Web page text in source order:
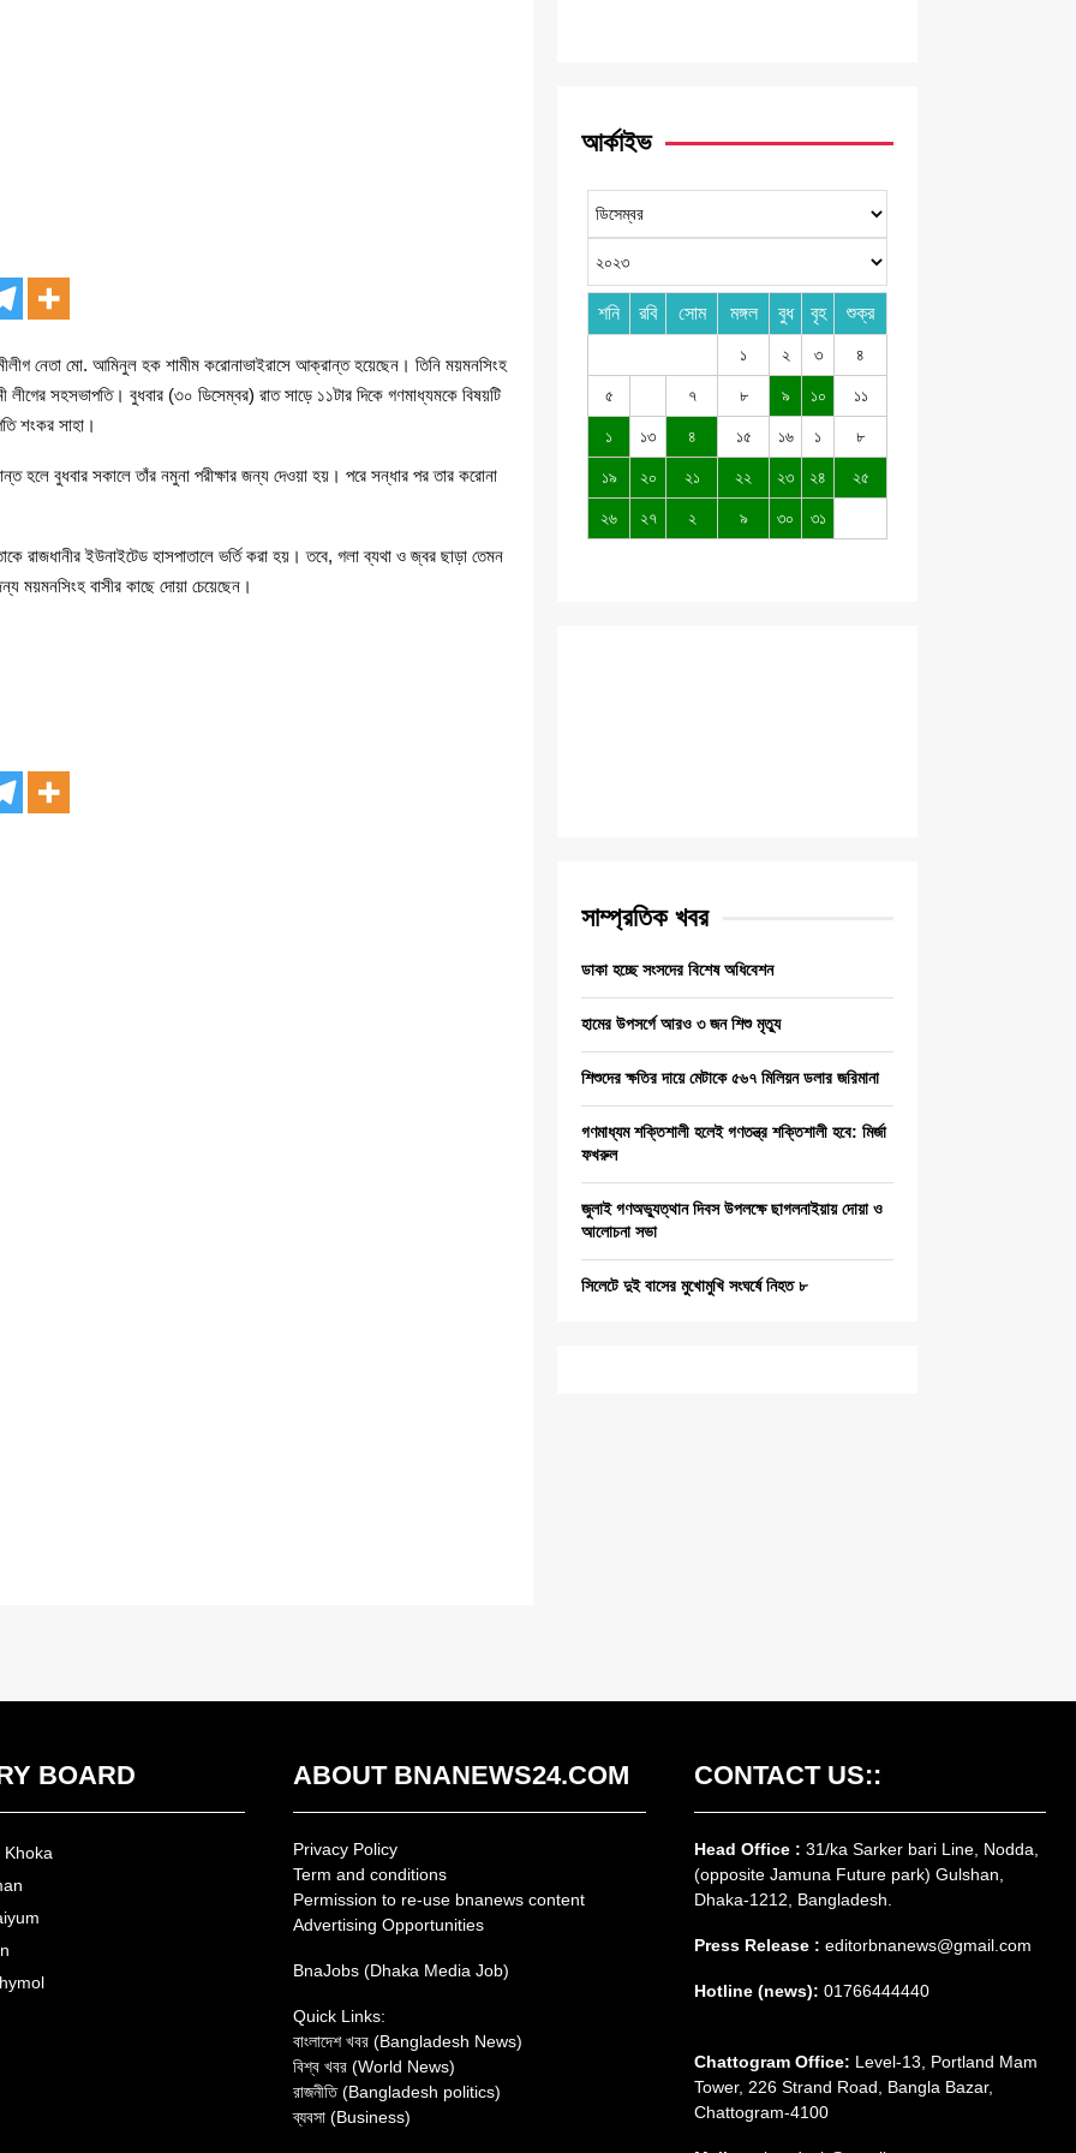
নেতা মো. আমিনুল হক শামীম করোনাভাইরাসে আক্রান্ত হয়েছেন। তিনি ময়মনসিংহ
লীগের সহসভাপতি। বুধবার (৩০ ডিসেম্বর) রাত সাড়ে ১১টার দিকে গণমাধ্যমকে বিষয়টি
শংকর সাহা।
হলে বুধবার সকালে তাঁর নমুনা পরীক্ষার জন্য দেওয়া হয়। পরে সন্ধার পর তার করোনা
রাজধানীর ইউনাইটেড হাসপাতালে ভর্তি করা হয়। তবে, গলা ব্যথা ও জ্বর ছাড়া তেমন
বাসীর কাছে দোয়া চেয়েছেন।
আর্কাইভ
শনি রবি সোম মঙ্গল বুধ বৃহ শুক্র
১ ২ ৩ ৪
৫ ৭ ৮ ৯ ১০ ১১
১ ১৩ ৪ ১৫ ১৬ ১ ৮
১৯ ২০ ২১ ২২ ২৩ ২৪ ২৫
২৬ ২৭ ২ ৯ ৩০ ৩১
সাম্প্রতিক খবর
ডাকা হচ্ছে সংসদের বিশেষ অধিবেশন
হামের উপসর্গে আরও ৩ জন শিশু মৃত্যু
শিশুদের ক্ষতির দায়ে মেটাকে ৫৬৭ মিলিয়ন ডলার জরিমানা
গণমাধ্যম শক্তিশালী হলেই গণতন্ত্র শক্তিশালী হবে: মির্জা
ফখরুল
জুলাই গণঅভ্যুত্থান দিবস উপলক্ষে ছাগলনাইয়ায় দোয়া ও
আলোচনা সভা
সিলেটে দুই বাসের মুখোমুখি সংঘর্ষে নিহত ৮
BOARD
Khoka
ABOUT BNANEWS24.COM
Privacy Policy
Term and conditions
Permission to re-use bnanews content
Advertising Opportunities
BnaJobs (Dhaka Media Job)
Quick Links:
বাংলাদেশ খবর (Bangladesh News)
বিশ্ব খবর (World News)
রাজনীতি (Bangladesh politics)
ব্যবসা (Business)
CONTACT US::
Head Office : 31/ka Sarker bari Line, Nodda,
(opposite Jamuna Future park) Gulshan,
Dhaka-1212, Bangladesh.
Press Release : editorbnanews@gmail.com
Hotline (news): 01766444440
Chattogram Office: Level-13, Portland Mam
Tower, 226 Strand Road, Bangla Bazar,
Chattogram-4100